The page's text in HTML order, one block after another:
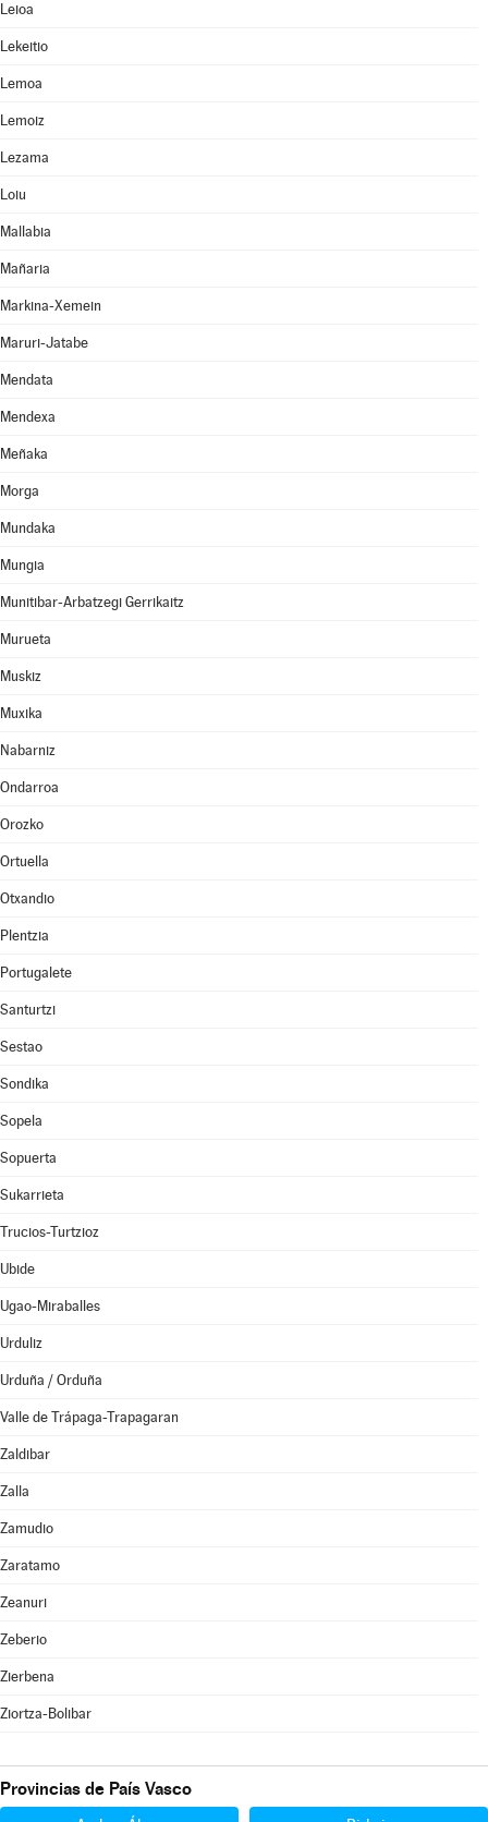
Leioa
Lekeitio
Lemoa
Lemoiz
Lezama
Loiu
Mallabia
Mañaria
Markina-Xemein
Maruri-Jatabe
Mendata
Mendexa
Meñaka
Morga
Mundaka
Mungia
Munitibar-Arbatzegi Gerrikaitz
Murueta
Muskiz
Muxika
Nabarniz
Ondarroa
Orozko
Ortuella
Otxandio
Plentzia
Portugalete
Santurtzi
Sestao
Sondika
Sopela
Sopuerta
Sukarrieta
Trucios-Turtzioz
Ubide
Ugao-Miraballes
Urduliz
Urduña / Orduña
Valle de Trápaga-Trapagaran
Zaldibar
Zalla
Zamudio
Zaratamo
Zeanuri
Zeberio
Zierbena
Ziortza-Bolibar
Provincias de País Vasco